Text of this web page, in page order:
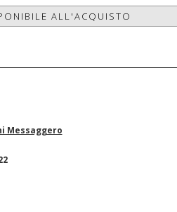
ALL'ACQUISTO
Messaggero